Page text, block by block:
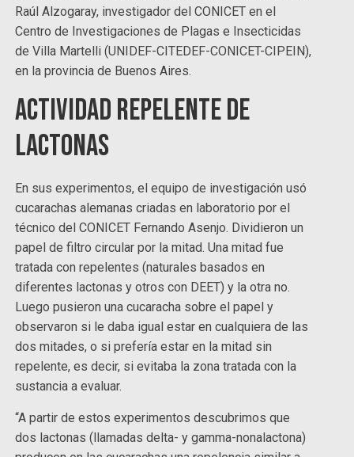
Raúl Alzogaray, investigador del CONICET en el
Centro de Investigaciones de Plagas e Insecticidas
de Villa Martelli (UNIDEF-CITEDEF-CONICET-CIPEIN),
en la provincia de Buenos Aires.
Actividad repelente de
lactonas
En sus experimentos, el equipo de investigación usó
cucarachas alemanas criadas en laboratorio por el
técnico del CONICET Fernando Asenjo. Dividieron un
papel de filtro circular por la mitad. Una mitad fue
tratada con repelentes (naturales basados en
diferentes lactonas y otros con DEET) y la otra no.
Luego pusieron una cucaracha sobre el papel y
observaron si le daba igual estar en cualquiera de las
dos mitades, o si prefería estar en la mitad sin
repelente, es decir, si evitaba la zona tratada con la
sustancia a evaluar.
“A partir de estos experimentos descubrimos que
dos lactonas (llamadas delta- y gamma-nonalactona)